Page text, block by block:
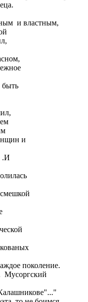
властным,
быть
и
.И
поколение.
Мусоргский